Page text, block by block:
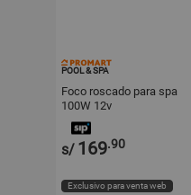
POOL & SPA
Foco roscado para spa
100W 12v
s/ 169.90
Exclusivo para venta web